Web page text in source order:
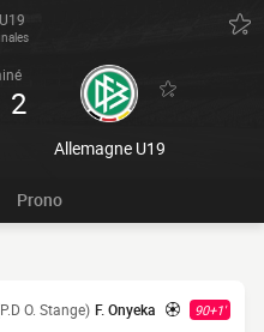
2
Allemagne U19
Prono
90+1'
F. Onyeka
O. Stange)